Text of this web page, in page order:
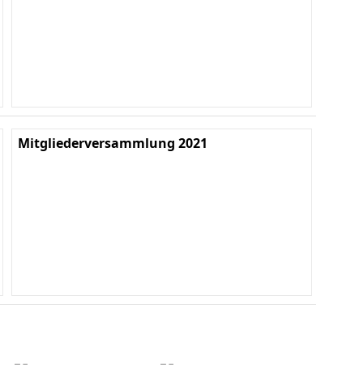
Mitgliederversammlung 2021